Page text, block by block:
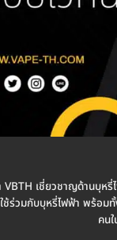
VBTH เชี่ยวชาญด้านบุ
ร่วมกับบุหรี่ไฟฟ้า พร้อมทั้
คน